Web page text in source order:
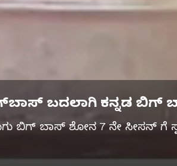
ಬದಲಾಗಿ ಕನ್ನಡ ಬಿಗ್‌
ಬಿಗ್ ಬಾಸ್ ಶೋನ 7 ನೇ ಸೀಸನ್‌ ಗೆ